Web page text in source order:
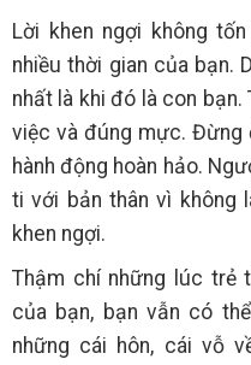
Lời khen ngợi không
nhiều thời gian của bạn.
nhất là khi đó là con bạn.
việc và đúng mực. Đừng
hành động hoàn hảo.
ti với bản thân vì không
khen ngợi.
Thậm chí những lúc trẻ
của bạn, bạn vẫn có
những cái hôn, cái vỗ